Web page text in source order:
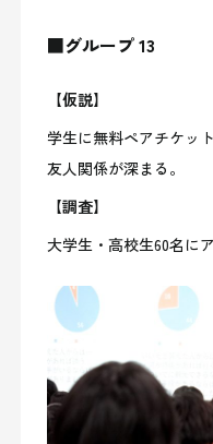
■グループ 13
【仮説】
学生に無料ペアチケッ
友人関係が深まる。
【調査】
大学生・高校生60名に